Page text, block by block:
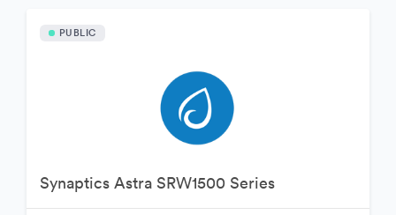
PUBLIC
Synaptics Astra SRW1500 Series